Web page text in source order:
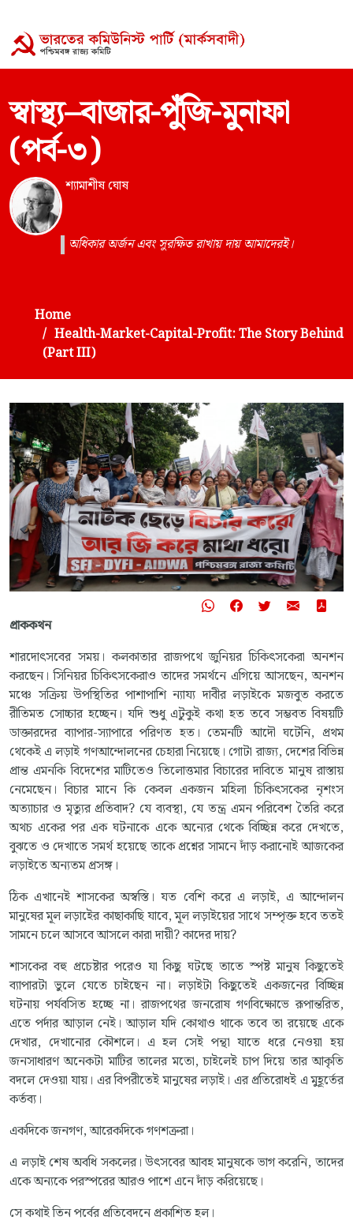
স্বাস্থ্য–বাজার-পুঁজি-মুনাফা
(পর্ব-৩)
শ্যামাশীষ ঘোষ
অধিকার অর্জন এবং সুরক্ষিত রাখায় দায় আমাদেরই।
Home
Health-Market-Capital-Profit: The Story Behind
(Part III)
প্রাককথন
শারদোৎসবের সময়। কলকাতার রাজপথে জুনিয়র চিকিৎসকেরা অনশন
করছেন। সিনিয়র চিকিৎসকেরাও তাদের সমর্থনে এগিয়ে আসছেন, অনশন
মঞ্চে সক্রিয় উপস্থিতির পাশাপাশি ন্যায্য দাবীর লড়াইকে মজবুত করতে
রীতিমত সোচ্চার হচ্ছেন। যদি শুধু এটুকুই কথা হত তবে সম্ভবত বিষয়টি
ডাক্তারদের ব্যাপার-স্যাপারে পরিণত হত। তেমনটি আদৌ ঘটেনি, প্রথম
থেকেই এ লড়াই গণআন্দোলনের চেহারা নিয়েছে। গোটা রাজ্য, দেশের বিভিন্ন
প্রান্ত এমনকি বিদেশের মাটিতেও তিলোত্তমার বিচারের দাবিতে মানুষ রাস্তায়
নেমেছেন। বিচার মানে কি কেবল একজন মহিলা চিকিৎসকের নৃশংস
অত্যাচার ও মৃত্যুর প্রতিবাদ? যে ব্যবস্থা, যে তন্ত্র এমন পরিবেশ তৈরি করে
অথচ একের পর এক ঘটনাকে একে অন্যের থেকে বিচ্ছিন্ন করে দেখতে,
বুঝতে ও দেখাতে সমর্থ হয়েছে তাকে প্রশ্নের সামনে দাঁড় করানোই আজকের
লড়াইতে অন্যতম প্রসঙ্গ।
ঠিক এখানেই শাসকের অস্বস্তি। যত বেশি করে এ লড়াই, এ আন্দোলন
মানুষের মূল লড়াইের কাছাকাছি যাবে, মূল লড়াইয়ের সাথে সম্পৃক্ত হবে ততই
সামনে চলে আসবে আসলে কারা দায়ী? কাদের দায়?
শাসকের বহু প্রচেষ্টার পরেও যা কিছু ঘটছে তাতে স্পষ্ট মানুষ কিছুতেই
ব্যাপারটা ভুলে যেতে চাইছেন না। লড়াইটা কিছুতেই একজনের বিচ্ছিন্ন
ঘটনায় পর্যবসিত হচ্ছে না। রাজপথের জনরোষ গণবিক্ষোভে রূপান্তরিত,
এতে পর্দার আড়াল নেই। আড়াল যদি কোথাও থাকে তবে তা রয়েছে একে
দেখার, দেখানোর কৌশলে। এ হল সেই পন্থা যাতে ধরে নেওয়া হয়
জনসাধারণ অনেকটা মাটির তালের মতো, চাইলেই চাপ দিয়ে তার আকৃতি
বদলে দেওয়া যায়। এর বিপরীতেই মানুষের লড়াই। এর প্রতিরোধই এ মুহূর্তের
কর্তব্য।
একদিকে জনগণ, আরেকদিকে গণশত্রুরা।
এ লড়াই শেষ অবধি সকলের। উৎসবের আবহ মানুষকে ভাগ করেনি, তাদের
একে অন্যকে পরস্পরের আরও পাশে এনে দাঁড় করিয়েছে।
সে কথাই তিন পর্বের প্রতিবেদনে প্রকাশিত হল।